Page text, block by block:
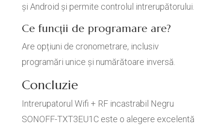
și Android și permite controlul intrerupătorului.
Ce funcții de programare are?
Are opțiuni de cronometrare, inclusiv
programări unice și numărătoare inversă.
Concluzie
Intrerupatorul Wifi + RF incastrabil Negru
SONOFF-TXT3EU1C este o alegere excelentă